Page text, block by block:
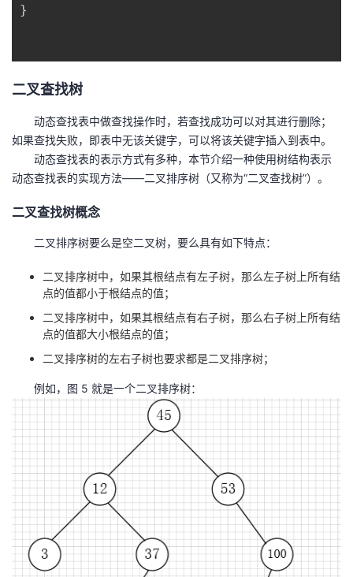
}
二叉查找树
动态查找表中做查找操作时，若查找成功可以对其进行删除；
如果查找失败，即表中无该关键字，可以将该关键字插入到表中。
动态查找表的表示方式有多种，本节介绍一种使用树结构表示
动态查找表的实现方法——二叉排序树（又称为“二叉查找树”）。
二叉查找树概念
二叉排序树要么是空二叉树，要么具有如下特点：
二叉排序树中，如果其根结点有左子树，那么左子树上所有结
点的值都小于根结点的值；
二叉排序树中，如果其根结点有右子树，那么右子树上所有结
点的值都大小根结点的值；
二叉排序树的左右子树也要求都是二叉排序树；
例如，图 5 就是一个二叉排序树：